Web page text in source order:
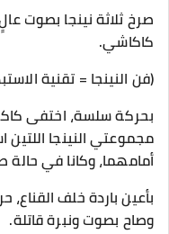
صرخ ثلاثة نينجا بصوت
كاكاشي.
(فن النينجا = تقنية
بحركة سلسة، اختفى
مجموعتي النينجا
أمامهما، وكانا في
بأعين باردة خلف
وصاح بصوت ونبرة قاتلة.